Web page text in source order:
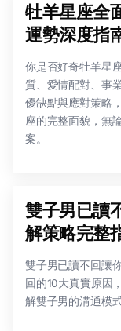
牡羊星座全
運勢深度指
你是否好奇牡羊星
質、愛情配對、事
優缺點與應對策略
座的完整面貌，無
案。
雙子男已讀
解策略完整
雙子男已讀不回讓
回的10大真實原因
解雙子男的溝通模